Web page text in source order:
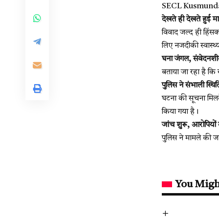
SECL
देखते ही देखते हुई
विवाद जल्द ही
लिए नजदीकी
घना जंगल,
बताया जा रहा है
पुलिस ने संभाली
घटना की सूचना
किया गया है।
जांच शुरू, आरोपियों
पुलिस ने मामले की
You